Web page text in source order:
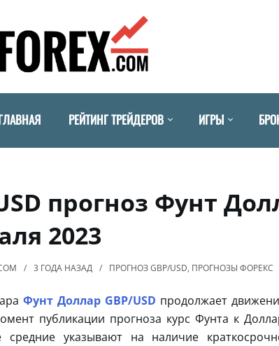
РЕЙТИНГ ТРЕЙДЕРОВ ИГРЫ
прогноз Фунт
2023
3 ГОДА НАЗАД ПРОГНОЗ GBP/USD, ПРОГНОЗЫ ФОРЕКС
Фунт Доллар GBP/USD продолжает
публикации прогноза курс Фунта к
средние указывают на наличие